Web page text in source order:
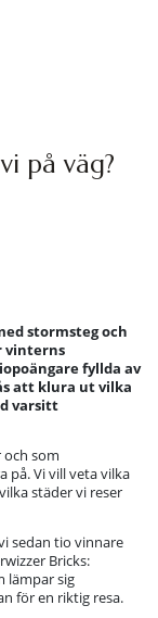
på väg?
stormsteg och
vinterns
fyllda av
att klura ut vilka
varsitt
och som
på. Vi vill veta vilka
städer vi reser
sedan tio vinnare
Bricks:
lämpar sig
för en riktig resa.